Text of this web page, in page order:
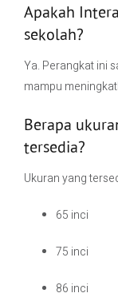
Apakah
sekolah?
Ya. Perangkat ini
mampu
Berapa
tersedia?
Ukuran yang
65 inci
75 inci
86 inci